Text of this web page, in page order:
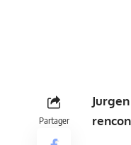
Partager